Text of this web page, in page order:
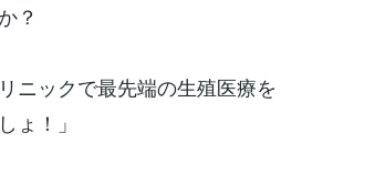
？
ニックで最先端の生殖医療を
ょ！」